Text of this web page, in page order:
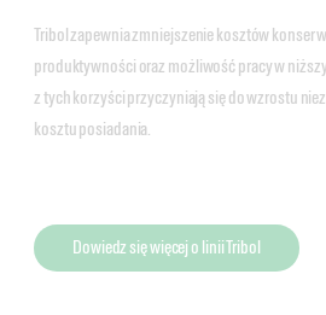
Tribol zapewnia zmniejszenie kosztów
produktywności oraz możliwość pracy w
z tych korzyści przyczyniają się do wzrostu
kosztu posiadania.
Dowiedz się więcej o linii Tribol